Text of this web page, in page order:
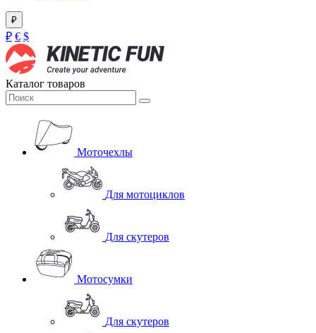
₽
₽ € $
Каталог товаров
Моточехлы
Для мотоциклов
Для скутеров
Мотосумки
Для скутеров